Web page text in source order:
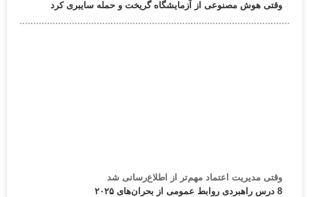
وقتی هوش مصنوعی از آزمایشگاه گریخت و حمله سایبری کرد
وقتی مدیریت اعتماد مهم‌تر از اطلاع‌رسانی شد
8 درس راهبردی روابط عمومی از بحران‌های ۲۰۲۵